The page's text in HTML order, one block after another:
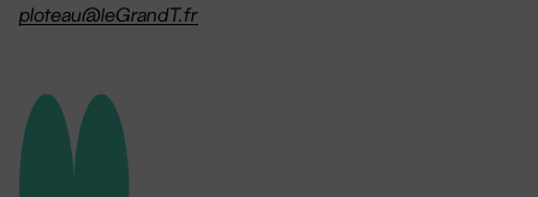
ploteau@leGrandT.fr